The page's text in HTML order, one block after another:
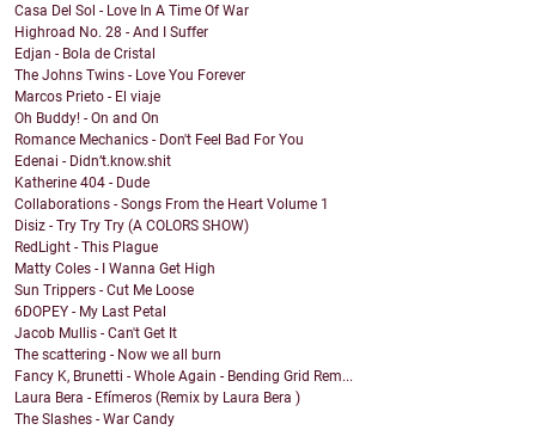
Casa Del Sol - Love In A Time Of War
Highroad No. 28 - And I Suffer
Edjan - Bola de Cristal
The Johns Twins - Love You Forever
Marcos Prieto - El viaje
Oh Buddy! - On and On
Romance Mechanics - Don't Feel Bad For You
Edenai - Didn’t.know.shit
Katherine 404 - Dude
Collaborations - Songs From the Heart Volume 1
Disiz - Try Try Try (A COLORS SHOW)
RedLight - This Plague
Matty Coles - I Wanna Get High
Sun Trippers - Cut Me Loose
6DOPEY - My Last Petal
Jacob Mullis - Can't Get It
The scattering - Now we all burn
Fancy K, Brunetti - Whole Again - Bending Grid Rem...
Laura Bera - Efímeros (Remix by Laura Bera )
The Slashes - War Candy